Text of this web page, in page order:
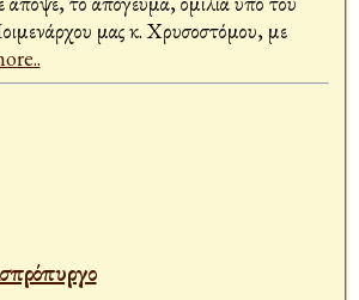
μας κ. Χρυσοστόμου, με